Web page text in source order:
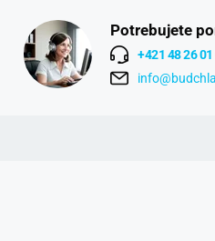
Potrebujete
+421 48 26